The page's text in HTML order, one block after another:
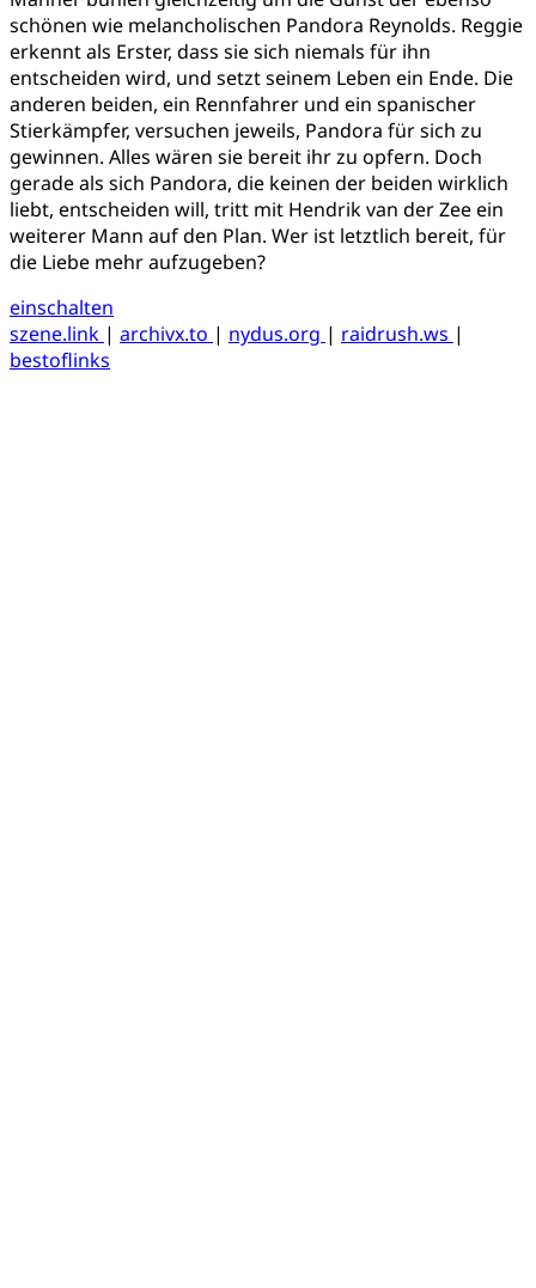
schönen wie melancholischen Pandora Reynolds. Reggie
erkennt als Erster, dass sie sich niemals für ihn
entscheiden wird, und setzt seinem Leben ein Ende. Die
anderen beiden, ein Rennfahrer und ein spanischer
Stierkämpfer, versuchen jeweils, Pandora für sich zu
gewinnen. Alles wären sie bereit ihr zu opfern. Doch
gerade als sich Pandora, die keinen der beiden wirklich
liebt, entscheiden will, tritt mit Hendrik van der Zee ein
weiterer Mann auf den Plan. Wer ist letztlich bereit, für
die Liebe mehr aufzugeben?
einschalten
szene.link | archivx.to | nydus.org | raidrush.ws |
bestoflinks